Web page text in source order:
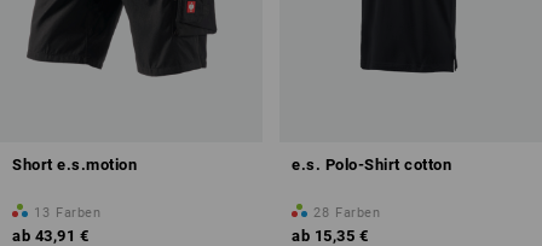
Short e.s.motion
13 Farben
ab 43,91 €
e.s. Polo-Shirt cotton
28 Farben
ab 15,35 €